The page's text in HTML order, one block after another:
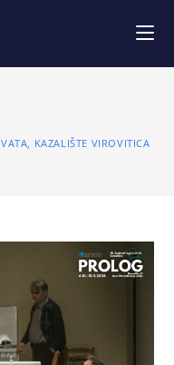
KAZALIŠTE VIROVITICA I